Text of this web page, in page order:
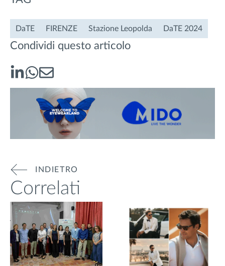
DaTE FIRENZE Stazione Leopolda DaTE 2024
Condividi questo articolo
INDIETRO
Correlati